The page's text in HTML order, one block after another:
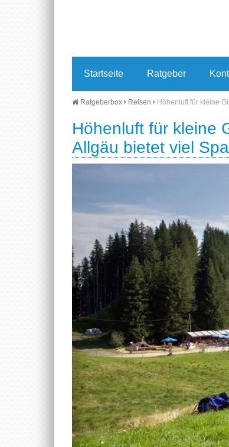
Startseite Ratgeber
Ratgeberbox Reisen Höhenluft für kleine
Höhenluft für kleine
Allgäu bietet viel